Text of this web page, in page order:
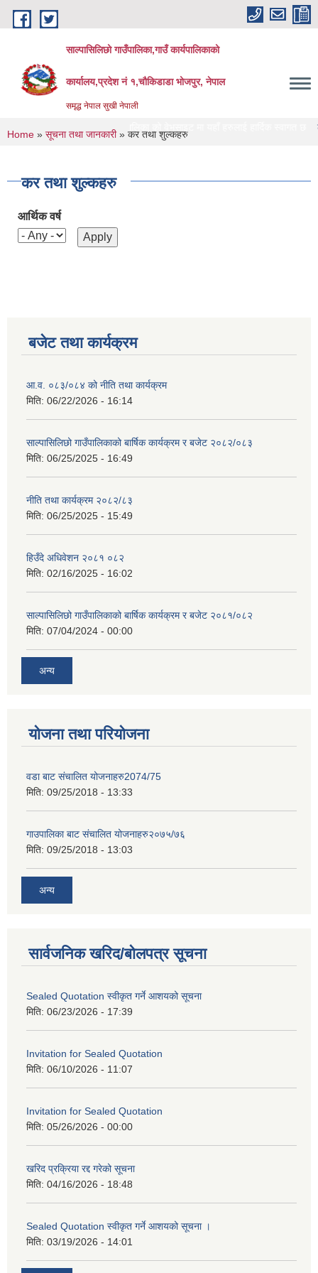
Skip to main content
साल्पासिलिछो गाउँपालिका,गाउँ कार्यपालिकाको
कार्यालय,प्रदेश नं १,चौकिडाडा भोजपुर, नेपाल
समृद्ध नेपाल सुखी नेपाली
साल्पासिलिछो गाउँपालिका को वेभसाइट मा यहाँ हरुलाई हार्दिक स्वागत छ लेखा
You are here
Home » सूचना तथा जानकारी» कर तथा शुल्कहरु
कर तथा शुल्कहरु
आर्थिक वर्ष
बजेट तथा कार्यक्रम
आ.व. ०८३/०८४ को नीति तथा कार्यक्रम
मिति: 06/22/2026 - 16:14
साल्पासिलिछो गाउँपालिकाको बार्षिक कार्यक्रम र बजेट २०८२/०८३
मिति: 06/25/2025 - 16:49
नीति तथा कार्यक्रम २०८२/८३
मिति: 06/25/2025 - 15:49
हिउँदे अधिवेशन २०८१ ०८२
मिति: 02/16/2025 - 16:02
साल्पासिलिछो गाउँपालिकाको बार्षिक कार्यक्रम र बजेट २०८१/०८२
मिति: 07/04/2024 - 00:00
अन्य
योजना तथा परियोजना
वडा बाट संचालित योजनाहरु2074/75
मिति: 09/25/2018 - 13:33
गाउपालिका बाट संचालित योजनाहरु२०७५/७६
मिति: 09/25/2018 - 13:03
अन्य
सार्वजनिक खरिद/बोलपत्र सूचना
Sealed Quotation स्वीकृत गर्ने आशयको सूचना
मिति: 06/23/2026 - 17:39
Invitation for Sealed Quotation
मिति: 06/10/2026 - 11:07
Invitation for Sealed Quotation
मिति: 05/26/2026 - 00:00
खरिद प्रक्रिया रद्द गरेको सूचना
मिति: 04/16/2026 - 18:48
Sealed Quotation स्वीकृत गर्ने आशयको सूचना ।
मिति: 03/19/2026 - 14:01